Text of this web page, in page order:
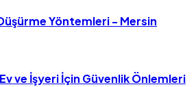
Yöntemleri - Mersin
ve İşyeri İçin Güvenlik Önlemleri